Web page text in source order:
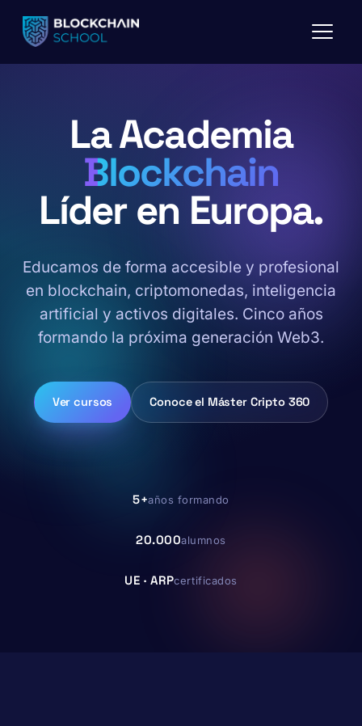
contenido
La Academia
Blockchain
Líder en Europa.
Educamos de forma accesible y profesional
en blockchain, criptomonedas, inteligencia
artificial y activos digitales. Cinco años
formando la próxima generación Web3.
Ver cursos Conoce el Máster Cripto 360
5+años formando
20.000alumnos
UE · ARPcertificados